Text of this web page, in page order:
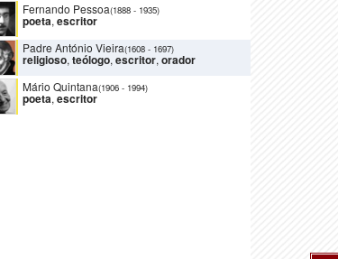
Fernando Pessoa(1888 - 1935)
poeta, escritor
Padre António Vieira(1608 - 1697)
religioso, teólogo, escritor, orador
Mário Quintana(1906 - 1994)
poeta, escritor